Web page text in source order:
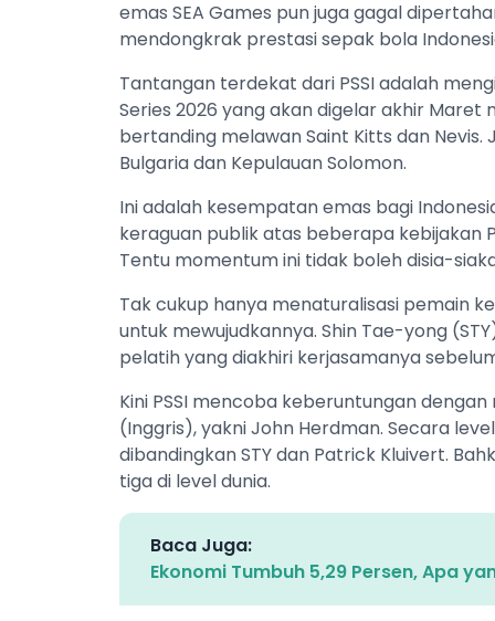
emas SEA Games pun juga gagal
mendongkrak prestasi sepak bola
Tantangan terdekat dari PSSI adalah
Series 2026 yang akan digelar akhir Maret
bertanding melawan Saint Kitts dan
Bulgaria dan Kepulauan Solomon.
Ini adalah kesempatan emas bagi
keraguan publik atas beberapa kebijakan
Tentu momentum ini tidak boleh disia-
Tak cukup hanya menaturalisasi pemain
untuk mewujudkannya. Shin Tae-yong
pelatih yang diakhiri kerjasamanya
Kini PSSI mencoba keberuntungan
(Inggris), yakni John Herdman. Secara
dibandingkan STY dan Patrick Kluivert.
tiga di level dunia.
Baca Juga:
Ekonomi Tumbuh 5,29 Persen, Apa